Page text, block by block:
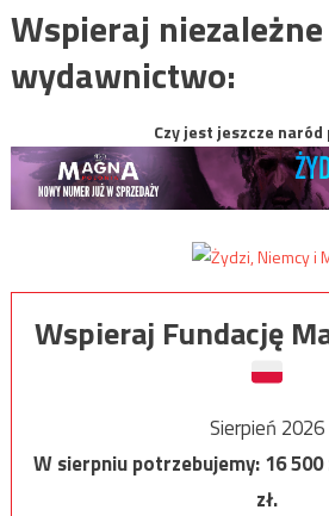
Wspieraj niezależne
wydawnictwo:
Czy jest jeszcze naród
Wspieraj Fundację
Sierpień 2026
W sierpniu potrzebujemy:16 500
zł.